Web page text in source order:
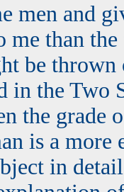
men and
me than
be
in the Two
the grade
is a more
in